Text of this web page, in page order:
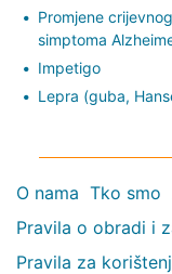
Promjene
simptoma
Impetigo
Lepra (guba,
O nama Tko smo
Pravila o obradi i
Pravila za